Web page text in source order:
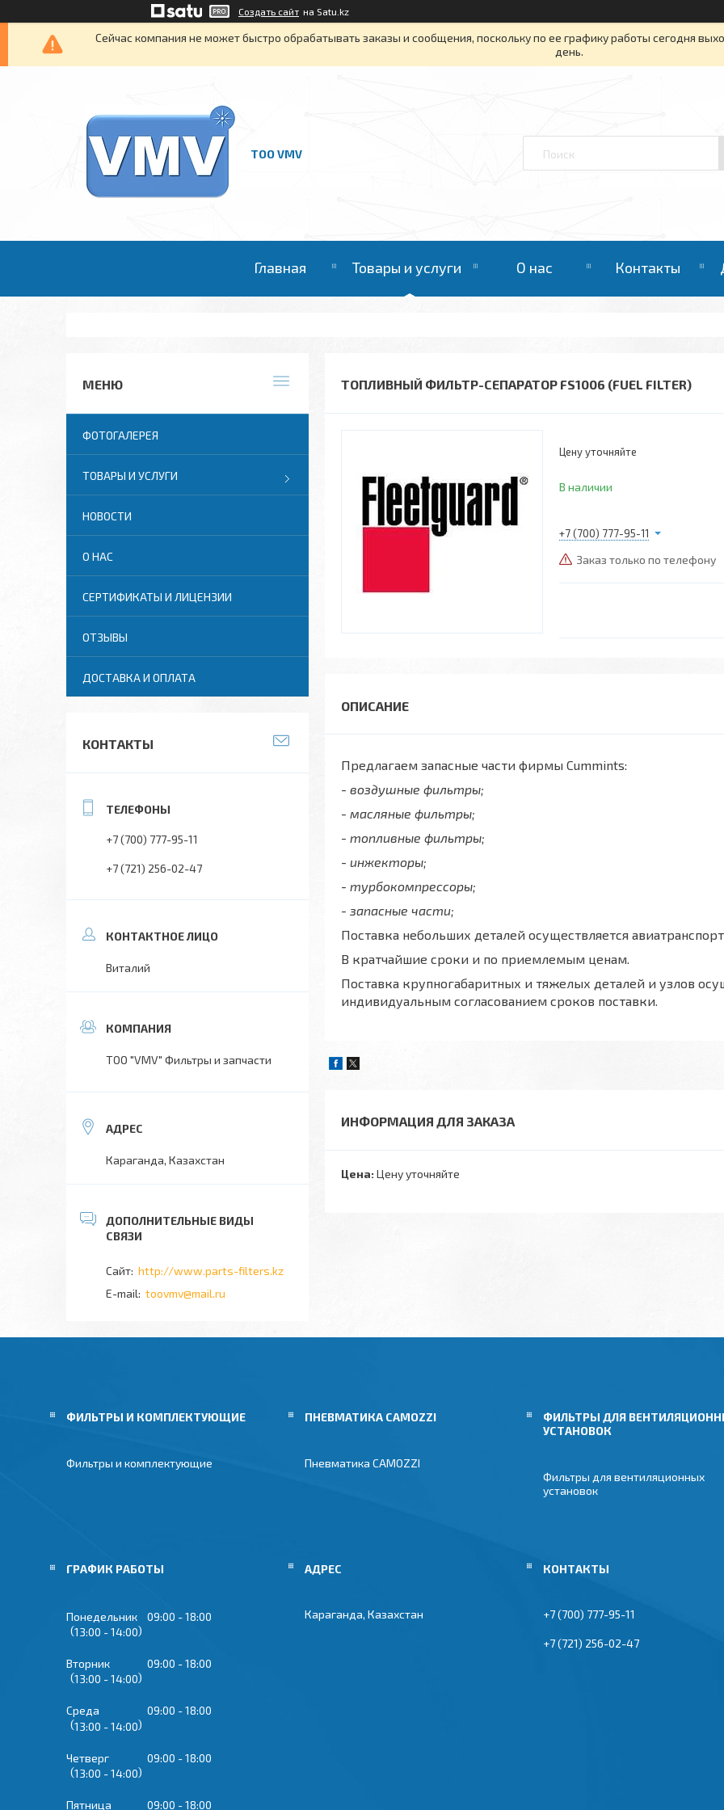
Создать сайт на Satu.kz
Сейчас компания не может быстро обрабатывать заказы и сообщения, поскольку по ее графику работы сегодня
день.
ТОО VMV
Главная Товары и услуги О нас Контакты
ТОПЛИВНЫЙ ФИЛЬТР-СЕПАРАТОР FS1006 (FUEL FILTER)
Цену уточняйте
В наличии
+7 (700) 777-95-11
Заказ только по телефону
Предлагаем запасные части фирмы Cummints:
- воздушные фильтры;
- масляные фильтры;
- топливные фильтры;
- инжекторы;
- турбокомпрессоры;
- запасные части;
Поставка небольших деталей осуществляется
В кратчайшие сроки и по приемлемым ценам.
Поставка крупногабаритных и тяжелых деталей и узлов
индивидуальным согласованием сроков поставки.
ИНФОРМАЦИЯ ДЛЯ ЗАКАЗА
Цена: Цену уточняйте
ФОТОГАЛЕРЕЯ
ТОВАРЫ И УСЛУГИ
НОВОСТИ
О НАС
СЕРТИФИКАТЫ И ЛИЦЕНЗИИ
ОТЗЫВЫ
ДОСТАВКА И ОПЛАТА
КОНТАКТЫ
+7 (700) 777-95-11
+7 (721) 256-02-47
Виталий
ТОО "VMV" Фильтры и запчасти
Караганда, Казахстан
http://www.parts-filters.kz
toovmv@mail.ru
ФИЛЬТРЫ И КОМПЛЕКТУЮЩИЕ
Фильтры и комплектующие
ПНЕВМАТИКА CAMOZZI
Пневматика CAMOZZI
ФИЛЬТРЫ ДЛЯ
УСТАНОВОК
Фильтры для вентиляционных
установок
ГРАФИК РАБОТЫ
Понедельник 09:00
18:00
13:00
14:00
Вторник 09:00
18:00
13:00
14:00
Среда 09:00
18:00
13:00
14:00
Четверг 09:00
18:00
13:00
14:00
Пятница 09:00 18:00
Караганда, Казахстан +7 (700) 777-95-11
+7 (721) 256-02-47